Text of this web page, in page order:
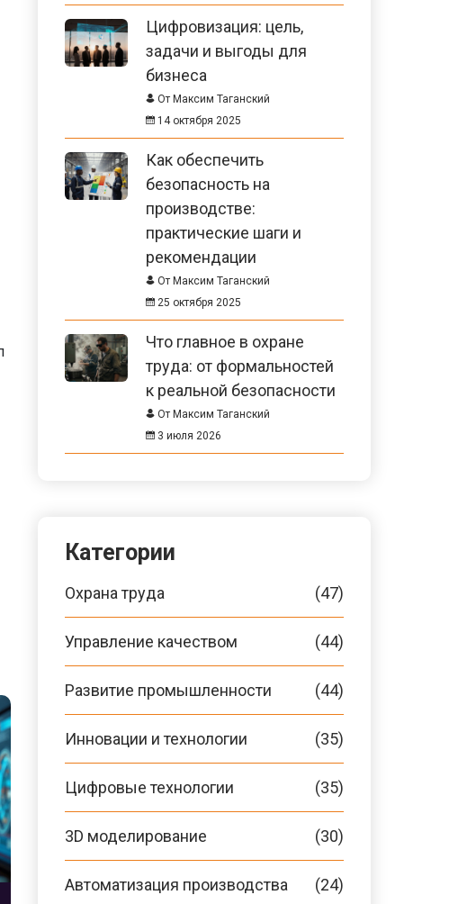
Цифровизация: цель,
задачи и выгоды для
бизнеса
От Максим Таганский
14 октября 2025
Как обеспечить
безопасность на
производстве:
практические шаги и
рекомендации
От Максим Таганский
25 октября 2025
Что главное в охране
труда: от формальностей
к реальной безопасности
От Максим Таганский
3 июля 2026
Категории
Охрана труда (47)
Управление качеством (44)
Развитие промышленности (44)
Инновации и технологии (35)
Цифровые технологии (35)
3D моделирование (30)
Автоматизация производства (24)